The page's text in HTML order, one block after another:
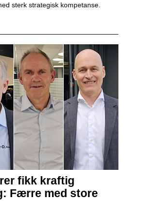
sterk strategisk kompetanse.
fikk kraftig
Færre med store